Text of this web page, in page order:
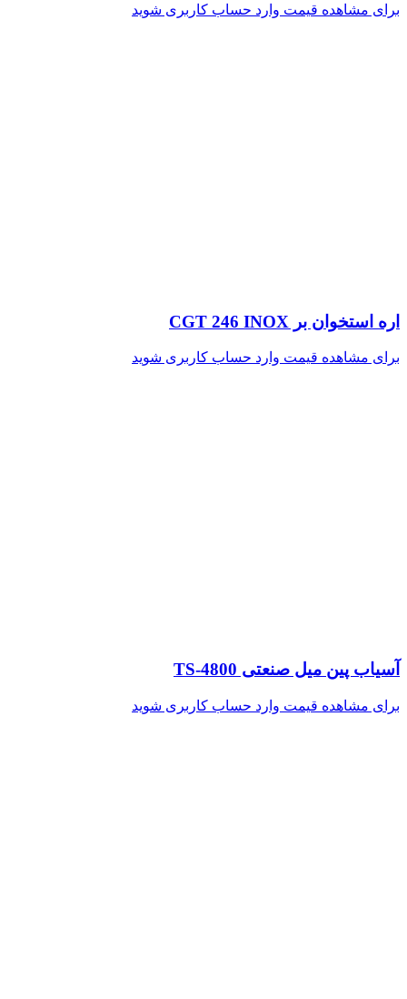
برای مشاهده قیمت وارد حساب کاربری شوید
اره استخوان بر CGT 246 INOX
برای مشاهده قیمت وارد حساب کاربری شوید
آسیاب پین میل صنعتی TS-4800
برای مشاهده قیمت وارد حساب کاربری شوید